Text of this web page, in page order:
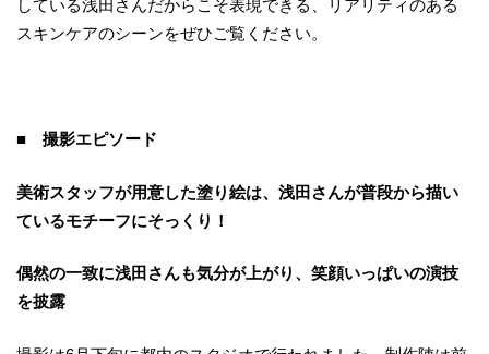
している浅田さんだからこそ表現できる、リアリティのある
スキンケアのシーンをぜひご覧ください。
■ 撮影エピソード
美術スタッフが用意した塗り絵は、浅田さんが普段から描い
ているモチーフにそっくり！
偶然の一致に浅田さんも気分が上がり、笑顔いっぱいの演技
を披露